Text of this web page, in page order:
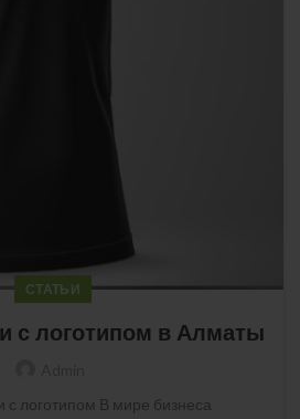
СТАТЬИ
с логотипом в Алматы
с логотипом В мире бизнеса